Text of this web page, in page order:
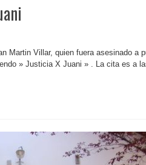
Martin Villar, quien fuera asesinado a
» Justicia X Juani » . La cita es a